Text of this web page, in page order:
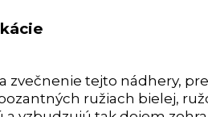
zvečnenie tejto nádhery,
ružiach bielej,